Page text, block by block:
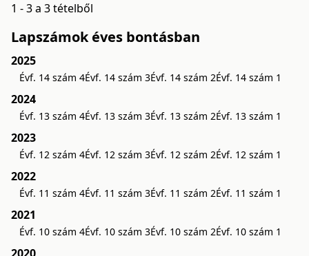
1 - 3 a 3 tételből
Lapszámok éves bontásban
2025
Évf. 14 szám 4Évf. 14 szám 3Évf. 14 szám 2Évf. 14 szám 1
2024
Évf. 13 szám 4Évf. 13 szám 3Évf. 13 szám 2Évf. 13 szám 1
2023
Évf. 12 szám 4Évf. 12 szám 3Évf. 12 szám 2Évf. 12 szám 1
2022
Évf. 11 szám 4Évf. 11 szám 3Évf. 11 szám 2Évf. 11 szám 1
2021
Évf. 10 szám 4Évf. 10 szám 3Évf. 10 szám 2Évf. 10 szám 1